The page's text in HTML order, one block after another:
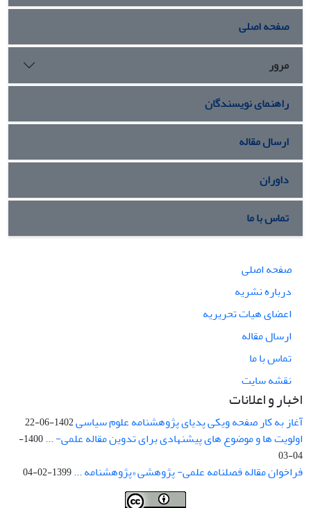
صفحه اصلی
مرور
راهنمای نویسندگان
ارسال مقاله
داوران
تماس با ما
صفحه اصلی
درباره نشریه
اعضای هیات تحریریه
ارسال مقاله
تماس با ما
نقشه سایت
اخبار و اعلانات
آغاز به کار صفحه ویکی پدیای پژوهشنامه علوم سیاسی1402-06-22
اولویت ها و موضوع های پیشنهادی برای تدوین مقاله علمی- ...
1400-
04-03
فراخوان مقاله فصلنامه علمی- پژوهشی «پژوهشنامه ...1399-02-04